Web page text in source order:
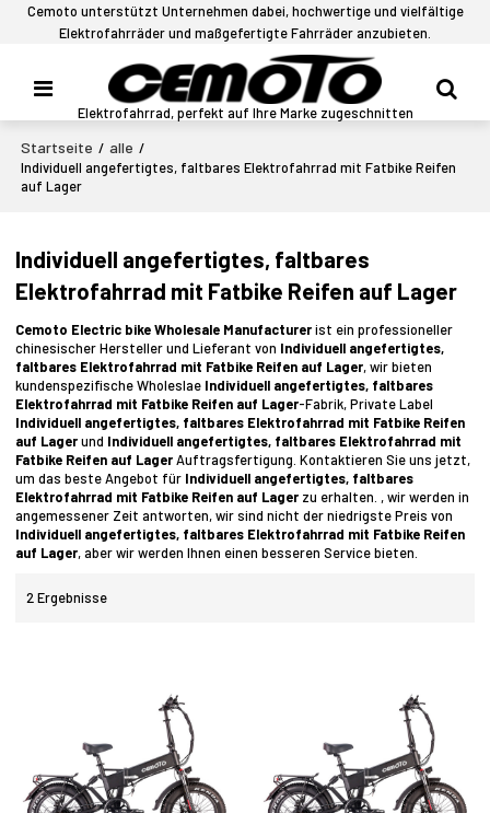
Cemoto unterstützt Unternehmen dabei, hochwertige und vielfältige
Elektrofahrräder und maßgefertigte Fahrräder anzubieten.
Elektrofahrrad, perfekt auf Ihre Marke zugeschnitten
Startseite / alle /
Individuell angefertigtes, faltbares Elektrofahrrad mit Fatbike Reifen
auf Lager
Individuell angefertigtes, faltbares
Elektrofahrrad mit Fatbike Reifen auf Lager
Cemoto Electric bike Wholesale Manufacturerist ein professioneller
chinesischer Hersteller und Lieferant von Individuell angefertigtes,
faltbares Elektrofahrrad mit Fatbike Reifen auf Lager, wir bieten
kundenspezifische Wholeslae Individuell angefertigtes, faltbares
Elektrofahrrad mit Fatbike Reifen auf Lager-Fabrik, Private Label
Individuell angefertigtes, faltbares Elektrofahrrad mit Fatbike Reifen
auf Lagerund Individuell angefertigtes, faltbares Elektrofahrrad mit
Fatbike Reifen auf LagerAuftragsfertigung. Kontaktieren Sie uns jetzt,
um das beste Angebot für Individuell angefertigtes, faltbares
Elektrofahrrad mit Fatbike Reifen auf Lager zu erhalten. , wir werden in
angemessener Zeit antworten, wir sind nicht der niedrigste Preis von
Individuell angefertigtes, faltbares Elektrofahrrad mit Fatbike Reifen
auf Lager, aber wir werden Ihnen einen besseren Service bieten.
2 Ergebnisse